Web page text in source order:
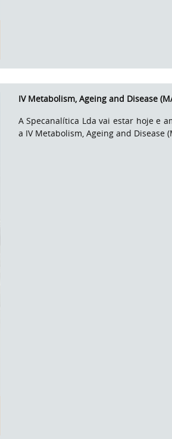
IV Metabolism, Ageing and Disease
A Specanalítica Lda vai estar hoje e
a IV Metabolism, Ageing and Disease